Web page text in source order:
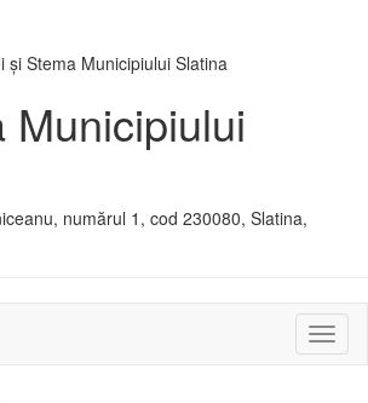
Municipiului
numărul 1, cod 230080, Slatina,
sau